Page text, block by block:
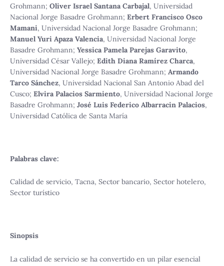
Grohmann; Oliver Israel Santana Carbajal, Universidad
Nacional Jorge Basadre Grohmann; Erbert Francisco Osco
Mamani, Universidad Nacional Jorge Basadre Grohmann;
Manuel Yuri Apaza Valencia, Universidad Nacional Jorge
Basadre Grohmann; Yessica Pamela Parejas Garavito,
Universidad César Vallejo; Edith Diana Ramírez Charca,
Universidad Nacional Jorge Basadre Grohmann; Armando
Tarco Sánchez, Universidad Nacional San Antonio Abad del
Cusco; Elvira Palacios Sarmiento, Universidad Nacional Jorge
Basadre Grohmann; José Luis Federico Albarracin Palacios,
Universidad Católica de Santa María
Palabras clave:
Calidad de servicio, Tacna, Sector bancario, Sector hotelero,
Sector turístico
Sinopsis
La calidad de servicio se ha convertido en un pilar esencial